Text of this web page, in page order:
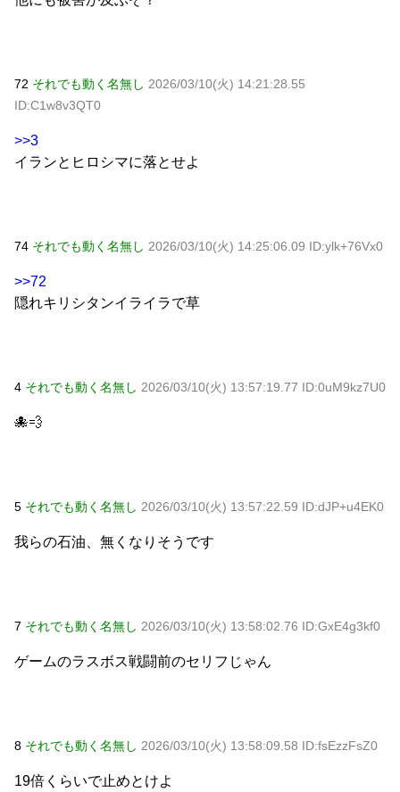
72 それでも動く名無し 2026/03/10(火) 14:21:28.55
ID:C1w8v3QT0
>>3
イランとヒロシマに落とせよ
74 それでも動く名無し 2026/03/10(火) 14:25:06.09 ID:ylk+76Vx0
>>72
隠れキリシタンイライラで草
4 それでも動く名無し 2026/03/10(火) 13:57:19.77 ID:0uM9kz7U0
🐙💨
5 それでも動く名無し 2026/03/10(火) 13:57:22.59 ID:dJP+u4EK0
我らの石油、無くなりそうです
7 それでも動く名無し 2026/03/10(火) 13:58:02.76 ID:GxE4g3kf0
ゲームのラスボス戦闘前のセリフじゃん
8 それでも動く名無し 2026/03/10(火) 13:58:09.58 ID:fsEzzFsZ0
19倍くらいで止めとけよ